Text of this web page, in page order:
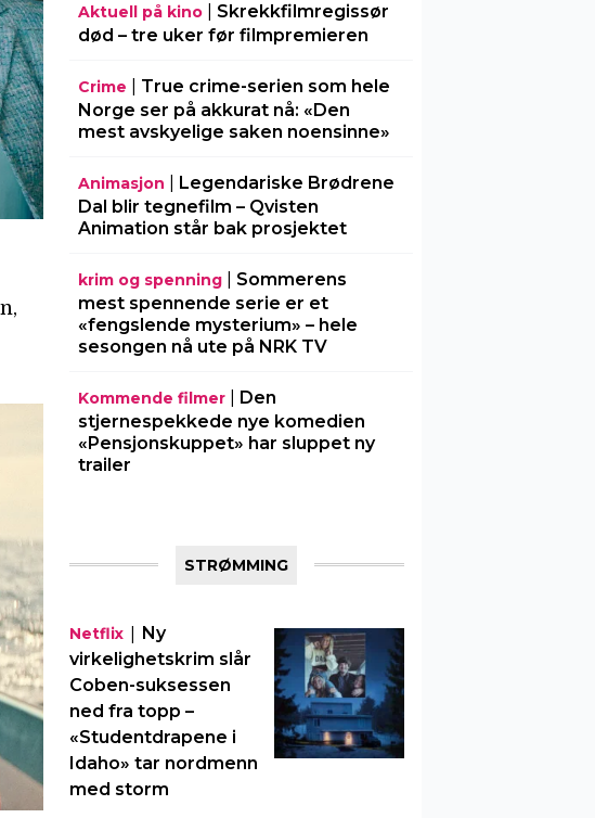
Aktuell på kino| Skrekkfilmregissør
død – tre uker før filmpremieren
Crime
True crime-serien som hele
Norge ser på akkurat nå: «Den
mest avskyelige saken noensinne»
Animasjon
Legendariske Brødrene
Dal blir tegnefilm – Qvisten
Animation står bak prosjektet
krim og spenning| Sommerens
mest spennende serie er et
«fengslende mysterium» – hele
sesongen nå ute på NRK TV
Kommende filmer| Den
stjernespekkede nye komedien
«Pensjonskuppet» har sluppet ny
trailer
STRØMMING
Netflix| Ny
virkelighetskrim slår
Coben-suksessen
ned fra topp –
«Studentdrapene i
Idaho» tar nordmenn
med storm